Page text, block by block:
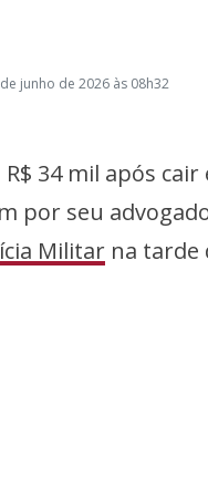
junho de 2026 às 08h32
34 mil após
por seu
Militar na tarde